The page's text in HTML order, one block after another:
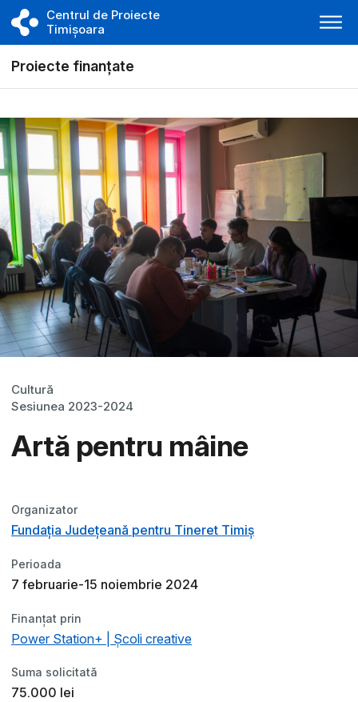
Centrul de Proiecte
Timișoara
Proiecte finanțate
Cultură
Sesiunea 2023-2024
Artă pentru mâine
Organizator
Fundația Județeană pentru Tineret Timiș
Perioada
7 februarie-15 noiembrie 2024
Finanțat prin
Power Station+ | Școli creative
Suma solicitată
75.000 lei